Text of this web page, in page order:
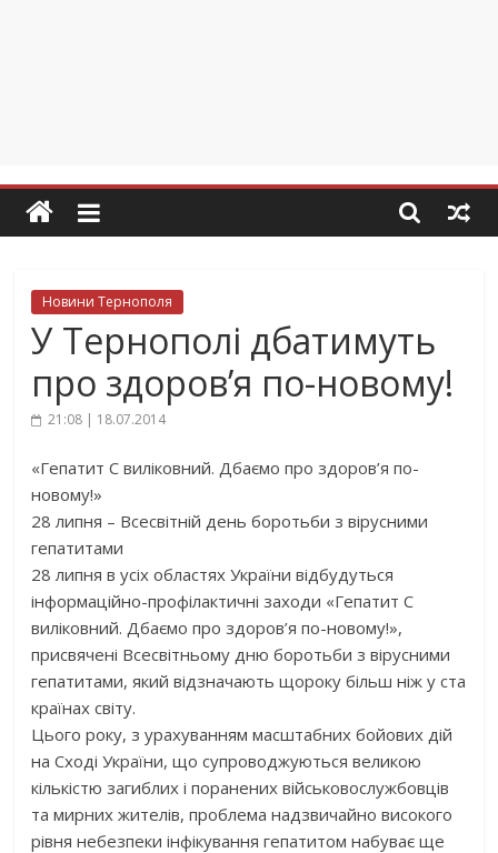
Новини Тернополя
У Тернополі дбатимуть
про здоров’я по-новому!
21:08 | 18.07.2014
«Гепатит С виліковний. Дбаємо про здоров’я по-
новому!»
28 липня – Всесвітній день боротьби з вірусними
гепатитами
28 липня в усіх областях України відбудуться
інформаційно-профілактичні заходи «Гепатит С
виліковний. Дбаємо про здоров’я по-новому!»,
присвячені Всесвітньому дню боротьби з вірусними
гепатитами, який відзначають щороку більш ніж у ста
країнах світу.
Цього року, з урахуванням масштабних бойових дій
на Сході України, що супроводжуються великою
кількістю загиблих і поранених військовослужбовців
та мирних жителів, проблема надзвичайно високого
рівня небезпеки інфікування гепатитом набуває ще